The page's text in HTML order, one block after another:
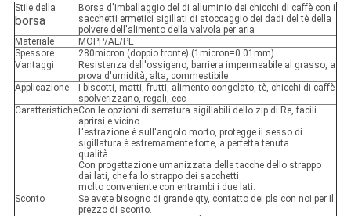
Stile della
borsa
Borsa d'imballaggio del di alluminio dei chicchi di caffè con i
sacchetti ermetici sigillati di stoccaggio dei dadi del tè della
polvere dell'alimento della valvola per aria
Materiale
MOPP/AL/PE
Spessore
280micron (doppio fronte) (1micron=0.01mm)
Vantaggi
Resistenza dell'ossigeno, barriera impermeabile al grasso, a
prova d'umidità, alta, commestibile
Applicazione
I biscotti, matti, frutti, alimento congelato, tè, chicchi di caffè
spolverizzano, regali, ecc
CaratteristicheCon le opzioni di serratura sigillabili dello zip di Re, facili
aprirsi e vicino.
L'estrazione è sull'angolo morto, protegge il sesso di
sigillatura è estremamente forte, a perfetta tenuta
qualità.
Con progettazione umanizzata delle tacche dello strappo
dai lati, che fa lo strappo dei sacchetti
molto conveniente con entrambi i due lati.
Sconto
Se avete bisogno di grande qty, contatto dei pls con noi per il
prezzo di sconto.